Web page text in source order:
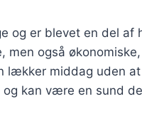
og er blevet en del af
men også
lækker middag uden
kan være en sund